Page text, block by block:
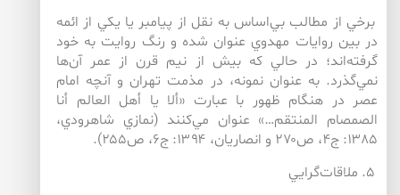
برخي از مطالب بي‌اساس به نقل از پيامبر يا يكي از ائمه
در بين روايات مهدوي عنوان شده و رنگ روايت به خود
گرفته‌اند؛ در حالي كه بيش از نيم قرن از عمر آن‌ها
نمي‌گذرد. به عنوان نمونه، در مذمت تهران و آنچه امام
عصر در هنگام ظهور با عبارت «ألا يا أهل العالم أنا
الصمصام المنتقم…» عنوان مي‌كنند (نمازي شاهرودي،
۱۳۸۵: ج۴، ص۲۷۰ و انصاريان، ۱۳۹۴: ج۶، ص۲۵۵).
۵. ملاقات‌گرايي